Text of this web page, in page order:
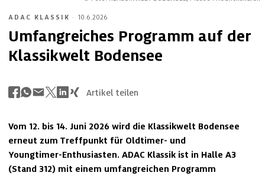
ADAC KLASSIK · 10.6.2026
Umfangreiches Programm auf der
Klassikwelt Bodensee
Artikel teilen
Vom 12. bis 14. Juni 2026 wird die Klassikwelt Bodensee
erneut zum Treffpunkt für Oldtimer‑ und
Youngtimer‑Enthusiasten. ADAC Klassik ist in Halle A3
(Stand 312) mit einem umfangreichen Programm